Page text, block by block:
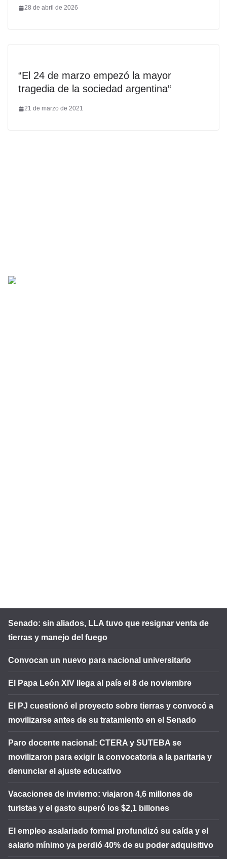
28 de abril de 2026
“El 24 de marzo empezó la mayor
tragedia de la sociedad argentina“
21 de marzo de 2021
Senado: sin aliados, LLA tuvo que resignar venta de
tierras y manejo del fuego
Convocan un nuevo para nacional universitario
El Papa León XIV llega al país el 8 de noviembre
El PJ cuestionó el proyecto sobre tierras y convocó a
movilizarse antes de su tratamiento en el Senado
Paro docente nacional: CTERA y SUTEBA se
movilizaron para exigir la convocatoria a la paritaria y
denunciar el ajuste educativo
Vacaciones de invierno: viajaron 4,6 millones de
turistas y el gasto superó los $2,1 billones
El empleo asalariado formal profundizó su caída y el
salario mínimo ya perdió 40% de su poder adquisitivo